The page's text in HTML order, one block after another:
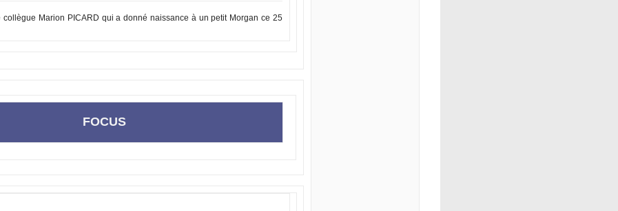
collègue Marion PICARD qui a donné naissance à un petit Morgan ce 25
FOCUS